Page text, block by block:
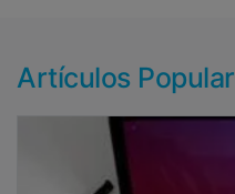
Artículos